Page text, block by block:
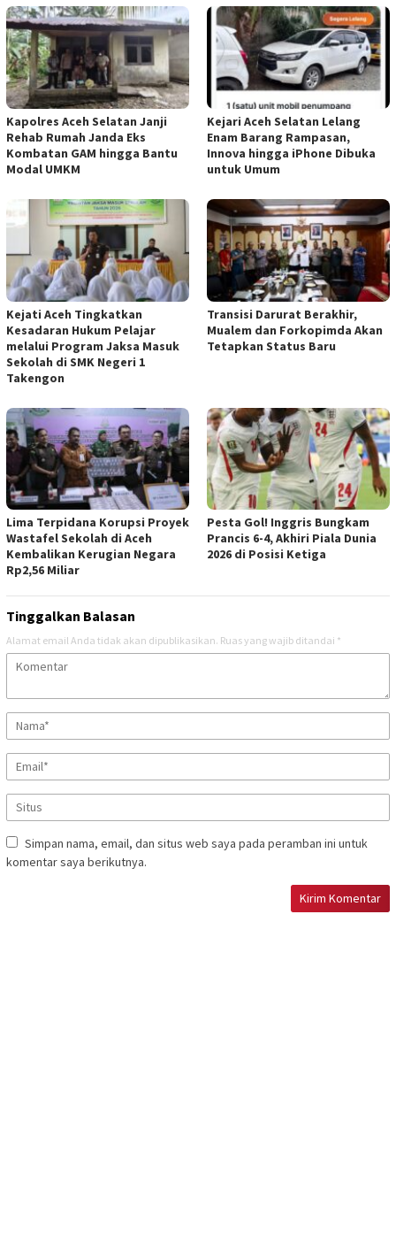
Kapolres Aceh Selatan Janji
Rehab Rumah Janda Eks
Kombatan GAM hingga Bantu
Modal UMKM
Kejari Aceh Selatan Lelang
Enam Barang Rampasan,
Innova hingga iPhone Dibuka
untuk Umum
Kejati Aceh Tingkatkan
Kesadaran Hukum Pelajar
melalui Program Jaksa Masuk
Sekolah di SMK Negeri 1
Takengon
Transisi Darurat Berakhir,
Mualem dan Forkopimda Akan
Tetapkan Status Baru
Lima Terpidana Korupsi Proyek
Wastafel Sekolah di Aceh
Kembalikan Kerugian Negara
Rp2,56 Miliar
Pesta Gol! Inggris Bungkam
Prancis 6-4, Akhiri Piala Dunia
2026 di Posisi Ketiga
Tinggalkan Balasan
Alamat email Anda tidak akan dipublikasikan. Ruas yang wajib ditandai *
Simpan nama, email, dan situs web saya pada peramban ini untuk
komentar saya berikutnya.